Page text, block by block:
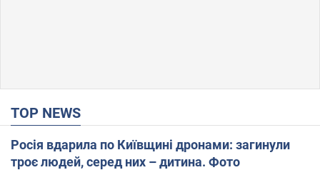
TOP NEWS
Росія вдарила по Київщині дронами: загинули
троє людей, серед них – дитина. Фото